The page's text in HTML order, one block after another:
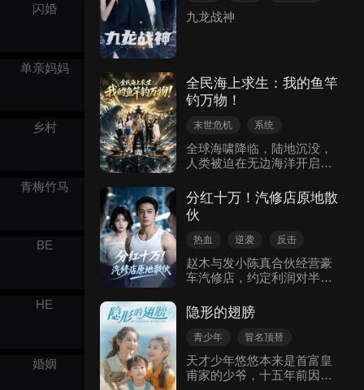
闪婚
单亲妈妈
乡村
青梅竹马
BE
HE
婚姻
阳妖火、古魔猿等机缘，突
舵，击杀阁主与四大护法，
逆转献祭，救回妹妹，全家
团圆。
九龙战神
全民海上求生：我的鱼竿
钓万物！
末世危机
系统
逆袭反转
背叛 热血
全球海啸降临，陆地沉没，
人类被迫在无边海洋开启绝
富二代欺辱的林峰，意外绑
定神级垂钓系统，一根鱼竿
就能钓起万物。日常饱腹食
材、便携补给用品、海上防
俱全，还能寻觅海底遗留宝
藏、古老航海巨舰，乃至世
解海上诸多纷争，从容应对
各类心怀不轨的势力，抵御
深海之中出没的巨型奇异海
兽，于荒芜沧海之中步步崛
起，纵横四海所向披靡，最
终统领辽阔海洋。
分红十万！汽修店原地散
伙
热血 逆袭
反击
现代都市
逆袭反转
赵木与发小陈真合伙经营豪
车汽修店，约定利润对半
却以资源皆由自己提供为
由，只分给赵木十万元分
红，还肆意贬低其付出。赵
支持下，凭借过硬手艺接下
高难度订单，生意日渐红
隐形的翅膀
青少年
冒名顶替
团宠
反击
热血
家庭亲情
现代言情
天才少年悠悠本来是首富皇
甫家的少爷，十五年前因为